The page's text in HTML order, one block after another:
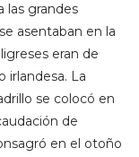
las grandes
asentaban en la
eran de
irlandesa. La
se colocó en
de
en el otoño